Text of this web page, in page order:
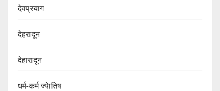
देवप्रयाग
देहरादून
देहारादून
धर्म-कर्म ज्येातिष